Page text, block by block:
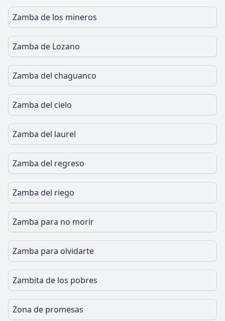
Zamba de los mineros
Zamba de Lozano
Zamba del chaguanco
Zamba del cielo
Zamba del laurel
Zamba del regreso
Zamba del riego
Zamba para no morir
Zamba para olvidarte
Zambita de los pobres
Zona de promesas